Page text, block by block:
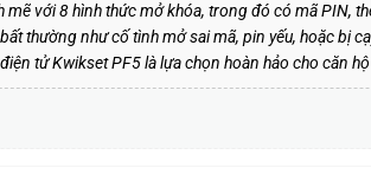
với 8 hình thức mở khóa, trong đó có mã PIN,
thường như cố tình mở sai mã, pin yếu, hoặc bị
tử Kwikset PF5 là lựa chọn hoàn hảo cho căn